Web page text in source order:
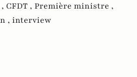
CFDT , Première ministre ,
, interview